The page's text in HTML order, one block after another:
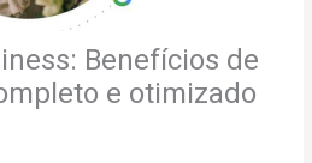
Benefícios de
e otimizado